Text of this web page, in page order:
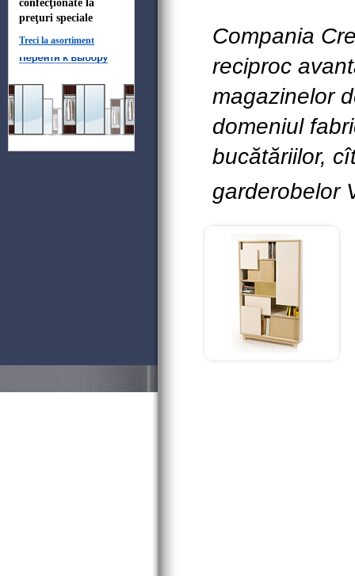
confecţionate la
preţuri speciale
Treci la asortiment
Compania
reciproc
magazinelor
domeniul
bucătăriilor,
garderobelor